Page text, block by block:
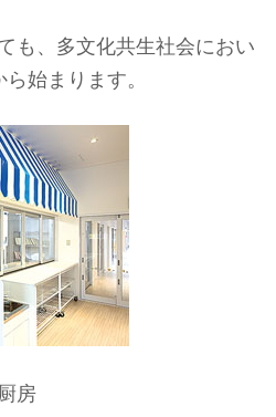
も、多文化共生社会におい
始まります。
房